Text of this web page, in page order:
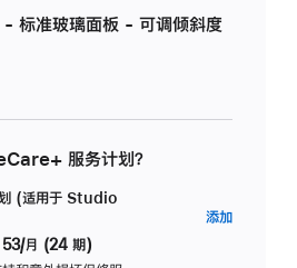
准玻璃面板 - 可调倾斜度
服务计划？
(适用于 Studio
53/月 (24 期)
添加